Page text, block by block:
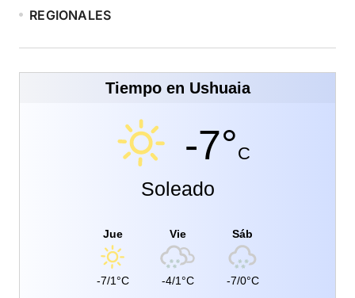
REGIONALES
Tiempo en Ushuaia
-7°C
Soleado
Jue
-7/1°C
Vie
-4/1°C
Sáb
-7/0°C